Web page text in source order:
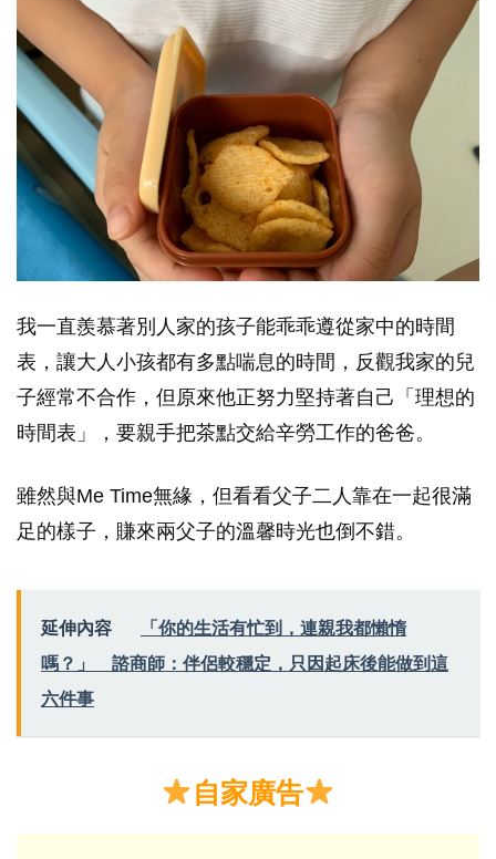
我一直羨慕著別人家的孩子能乖乖遵從家中的時間
表，讓大人小孩都有多點喘息的時間，反觀我家的兒
子經常不合作，但原來他正努力堅持著自己「理想的
時間表」，要親手把茶點交給辛勞工作的爸爸。
雖然與Me Time無緣，但看看父子二人靠在一起很滿
足的樣子，賺來兩父子的溫馨時光也倒不錯。
延伸內容
「你的生活有忙到，連親我都懶惰
嗎？」 諮商師：伴侶較穩定，只因起床後能做到這
六件事
自家廣告